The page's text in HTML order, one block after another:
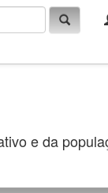
e da